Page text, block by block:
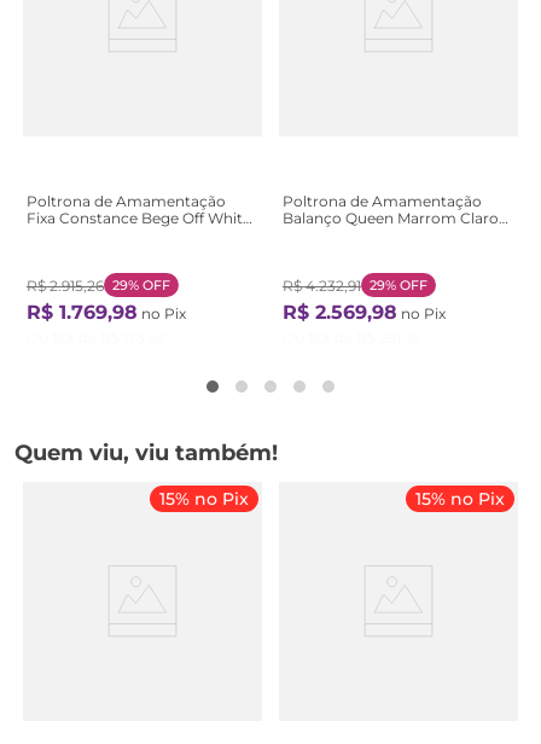
Poltrona de Amamentação
Fixa Constance Bege Off White
R$ 2.915,26 29% OFF
R$ 1.769,98 no Pix
Poltrona de Amamentação
Balanço Queen Marrom Claro
R$ 4.232,91 29% OFF
R$ 2.569,98 no Pix
Quem viu, viu também!
15% no Pix 15% no Pix